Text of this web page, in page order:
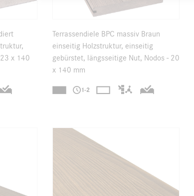
x 140
Terrassendiele BPC massiv Braun
einseitig Holzstruktur, einseitig
gebürstet, längsseitige Nut, Nodos - 20
x 140 mm